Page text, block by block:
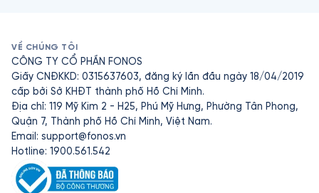
VỀ CHÚNG TÔI
CÔNG TY CỔ PHẦN FONOS
Giấy CNĐKKD: 0315637603, đăng ký lần đầu ngày 18/04/2019
cấp bởi Sở KHĐT thành phố Hồ Chí Minh.
Địa chỉ: 119 Mỹ Kim 2 - H25, Phú Mỹ Hưng, Phường Tân Phong,
Quận 7, Thành phố Hồ Chí Minh, Việt Nam.
Email: support@fonos.vn
Hotline: 1900.561.542